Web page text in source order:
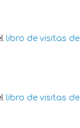
libro de visitas de
libro de visitas de